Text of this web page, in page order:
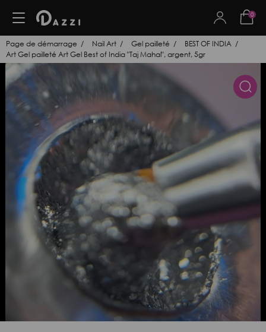
0
Page de démarrage Nail Art Gel pailleté
BEST OF INDIA
Art Gel pailleté Art Gel Best of India "Taj Mahal", argent, 5gr
100.00%